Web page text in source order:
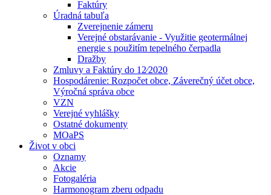
Faktúry
Úradná tabuľa
Zverejnenie zámeru
Verejné obstarávanie - Využitie geotermálnej
energie s použitím tepelného čerpadla
Dražby
Zmluvy a Faktúry do 12⁄2020
Hospodárenie: Rozpočet obce, Záverečný účet obce,
Výročná správa obce
VZN
Verejné vyhlášky
Ostatné dokumenty
MOaPS
Život v obci
Oznamy
Akcie
Fotogaléria
Harmonogram zberu odpadu